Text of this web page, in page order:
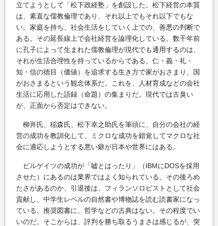
立てようとして「松下政経塾」を創設した。松下経営の本質
は、素直な儒教倫理であり、それ以上でもそれ以下でもな
い。家庭を持ち、社会生活をしていく上での、善悪の判断で
ある。その延長線上で会社経営を論理化している。数千年前
に孔子によって生まれた儒教倫理が現代でも通用するのは、
それが生活合理性を持っているからである。仁・義・礼・
知・信の徳目（価値）を追求する生き方で家がおさまり、国
がおさまるという観念体系だ。これを、人材育成などの会社
生活に応用した語録（命題）の集まりだ。現代では古臭い
が、正面から否定はできない。
柳井氏、稲森氏、松下幸之助氏を筆頭に、自分の会社の経
営の成功を教訓化して、ミクロな成功を錯覚してマクロな社
会に適応しようとする悪い癖が日本や世界にはある。
ビルゲイツの成功が「嘘とはったり」（IBMにDOSを採用
させた）にあるのは業界ではよく知られている。その後ろめ
たさがあるのか、引退後は、フィランソロピストとして社会
貢献し、中学生レベルの自然書や博物誌を読む読書家になっ
ている。推奨図書に、哲学などの古典はない。その程度でい
いのだ。そこからは、評判を勝ち取るうまさは感じるが、突